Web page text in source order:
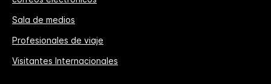
Sala de medios
Profesionales de viaje
Visitantes Internacionales